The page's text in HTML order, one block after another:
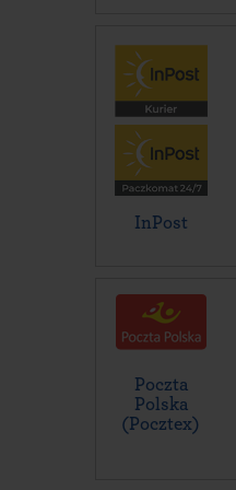
InPost
Poczta
Polska
(Pocztex)